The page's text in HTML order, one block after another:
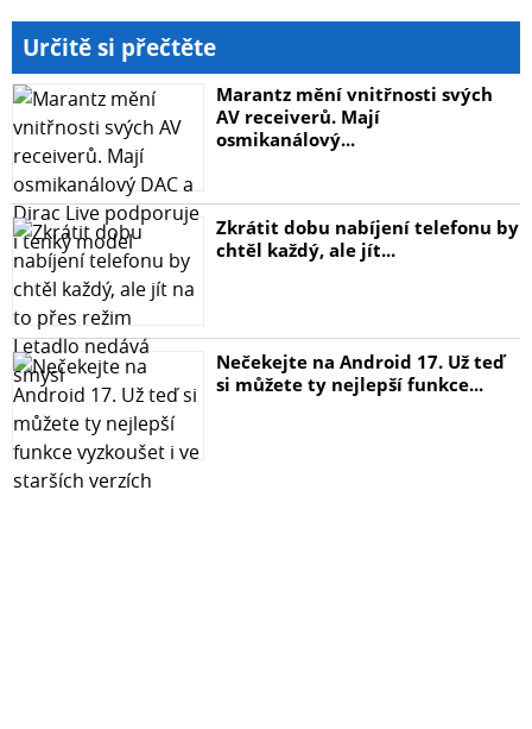
Určitě si přečtěte
Marantz mění vnitřnosti svých
AV receiverů. Mají
osmikanálový...
Zkrátit dobu nabíjení telefonu by
chtěl každý, ale jít...
Nečekejte na Android 17. Už teď
si můžete ty nejlepší funkce...